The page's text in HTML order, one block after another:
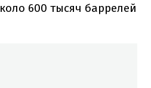
600 тысяч баррелей